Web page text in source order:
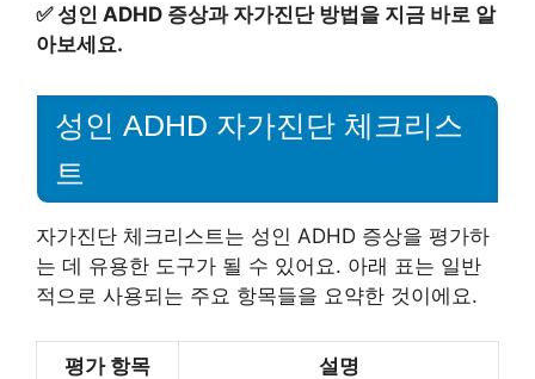
✅성인 ADHD 증상과 자가진단 방법을 지금 바로 알
아보세요.
성인 ADHD 자가진단 체크리스
트
자가진단 체크리스트는 성인 ADHD 증상을 평가하
는 데 유용한 도구가 될 수 있어요. 아래 표는 일반
적으로 사용되는 주요 항목들을 요약한 것이에요.
평가 항목 설명